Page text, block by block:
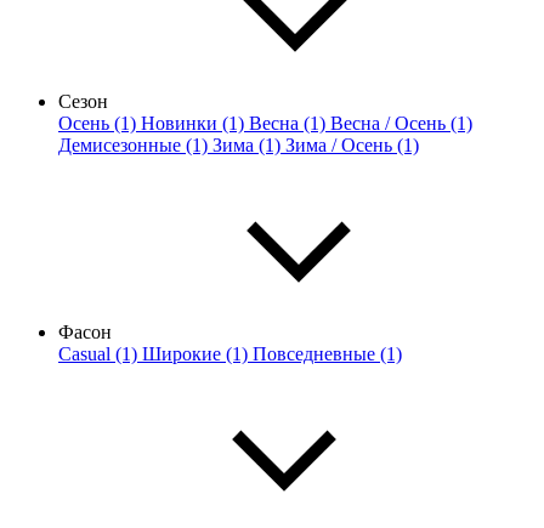
Сезон
Осень (1) Новинки (1) Весна (1) Весна / Осень (1)
Демисезонные (1) Зима (1) Зима / Осень (1)
Фасон
Casual (1) Широкие (1) Повседневные (1)